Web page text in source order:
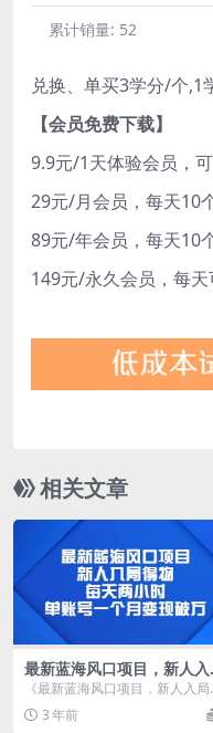
累计销量: 52
兑换、单买3学分/个,1
【会员免费下载】
9.9元/1天体验会员，
29元/月会员，每天10
89元/年会员，每天10
149元/永久会员，每
相关文章
最新蓝海风口项目，新人入
得物，每天两小时，单账号
个月变现破万
《最新蓝海风口项目，新人入局
物，每天两小时，单账号一个月
现破万》。这个项目操...
3 年前